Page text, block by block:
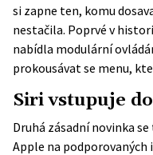
si zapne ten, komu
nestačila. Poprvé v
nabídla modulární
prokousávat se menu,
Siri vstupuje
Druhá zásadní novinka
Apple na podporovaných